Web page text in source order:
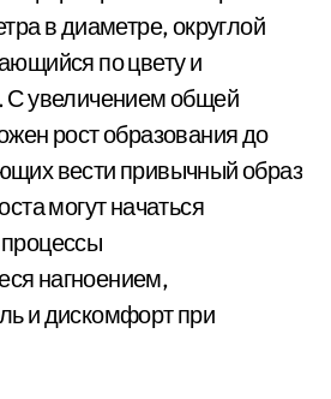
в диаметре, округлой
по цвету и
С увеличением общей
рост образования до
вести привычный образ
могут начаться
нагноением,
и дискомфорт при